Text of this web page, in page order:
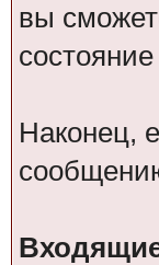
вы
Наконец,